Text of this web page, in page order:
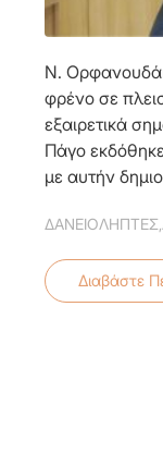
Ν.
φρένο σε
εξαιρετικά
Πάγο
με αυτήν
ΔΑΝΕΙΟΛΗΠΤΕΣ
Διαβάστε